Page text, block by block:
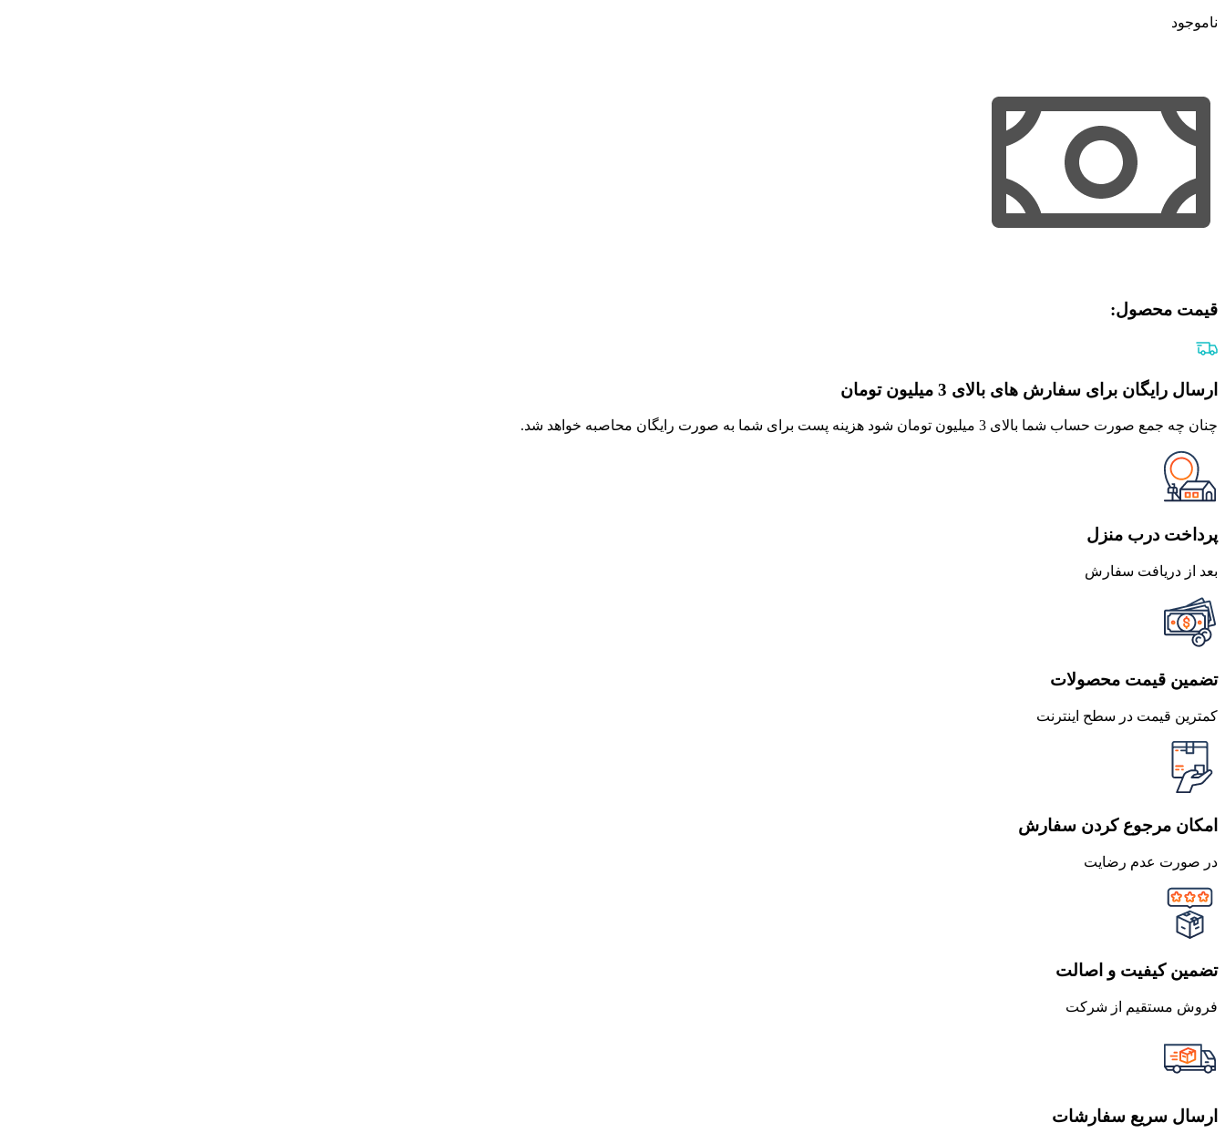
ناموجود
قیمت محصول:​
ارسال رایگان برای سفارش های بالای 3 میلیون تومان
چنان چه جمع صورت حساب شما بالای 3 میلیون تومان شود هزینه پست برای شما به صورت رایگان محاصبه خواهد شد.
پرداخت درب منزل
بعد از دریافت سفارش
تضمین قیمت محصولات
کمترین قیمت در سطح اینترنت
امکان مرجوع کردن سفارش
در صورت عدم رضایت
تضمین کیفیت و اصالت
فروش مستقیم از شرکت
ارسال سریع سفارشات